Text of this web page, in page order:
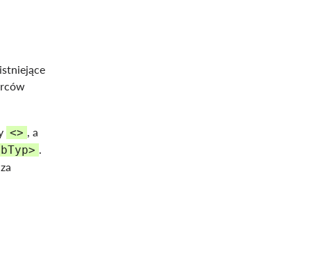
<> , a
.